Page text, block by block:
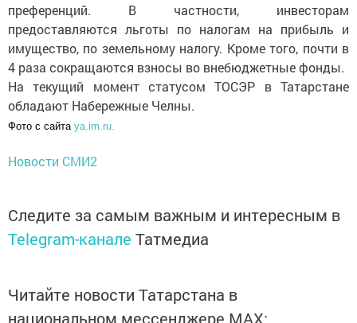
преференций. В частности, инвесторам
предоставляются льготы по налогам на прибыль и
имущество, по земельному налогу. Кроме того, почти в
4 раза сокращаются взносы во внебюджетные фонды.
На текущий момент статусом ТОСЭР в Татарстане
обладают Набережные Челны.
Фото с сайта ya.im.ru.
Новости СМИ2
Следите за самым важным и интересным в
Telegram-канале Татмедиа
Читайте новости Татарстана в
национальном мессенджере MАХ: